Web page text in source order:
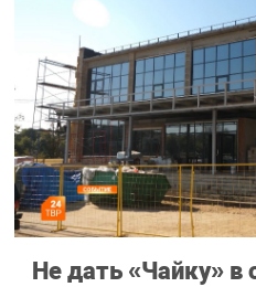
Не дать «Чайку» в